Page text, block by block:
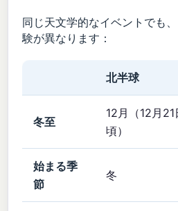
同じ天文学的なイベントでも
験が異なります：
北半球
冬至
12月（12月21
頃）
始まる季
節
冬